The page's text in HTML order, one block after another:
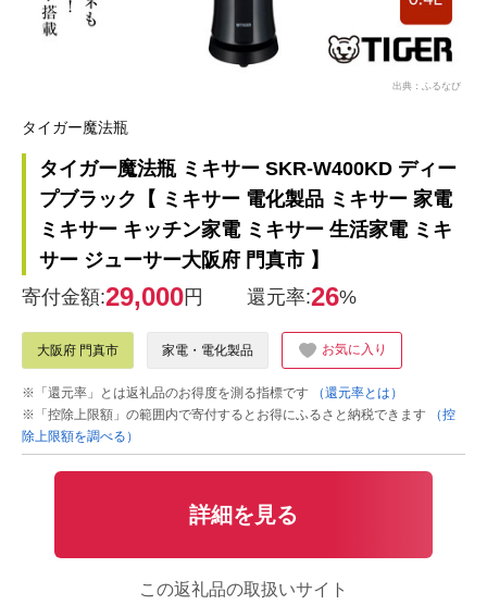
出典：ふるなび
タイガー魔法瓶
タイガー魔法瓶 ミキサー SKR-W400KD ディー
プブラック【 ミキサー 電化製品 ミキサー 家電
ミキサー キッチン家電 ミキサー 生活家電 ミキ
サー ジューサー大阪府 門真市 】
寄付金額:29,000円 還元率:26%
大阪府 門真市 家電・電化製品 お気に入り
※「還元率」とは返礼品のお得度を測る指標です
（還元率とは）
※「控除上限額」の範囲内で寄付するとお得にふるさと納税できます
（控
除上限額を調べる）
詳細を見る
この返礼品の取扱いサイト